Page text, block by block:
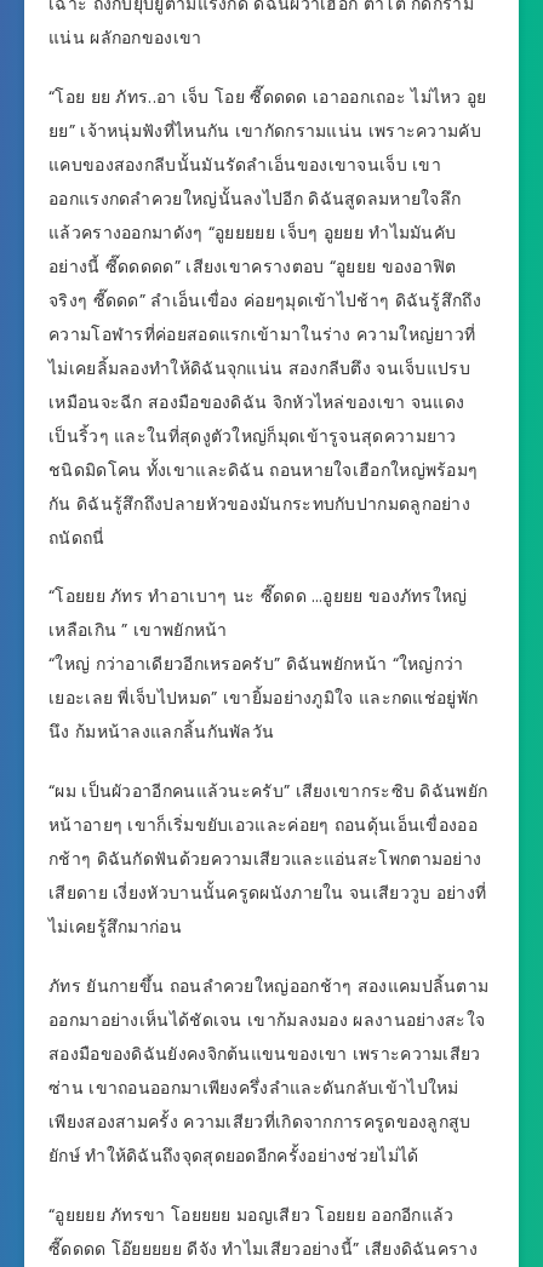
แน่น ผลักอกของเขา
“โอย ยย ภัทร..อา เจ็บ โอย ซี๊ดดดด เอาออกเถอะ ไม่ไหว อูย
ยย” เจ้าหนุ่มฟังที่ไหนกัน เขากัดกรามแน่น เพราะความคับ
แคบของสองกลีบนั้นมันรัดลำเอ็นของเขาจนเจ็บ เขา
ออกแรงกดลำควยใหญ่นั้นลงไปอีก ดิฉันสูดลมหายใจลึก
แล้วครางออกมาดังๆ “อูยยยยย เจ็บๆ อูยยย ทำไมมันคับ
อย่างนี้ ซี๊ดดดดด” เสียงเขาครางตอบ “อูยยย ของอาฟิต
จริงๆ ซี๊ดดด” ลำเอ็นเขื่อง ค่อยๆมุดเข้าไปช้าๆ ดิฉันรู้สึกถึง
ความโอฬารที่ค่อยสอดแรกเข้ามาในร่าง ความใหญ่ยาวที่
ไม่เคยลิ้มลองทำให้ดิฉันจุกแน่น สองกลีบตึง จนเจ็บแปรบ
เหมือนจะฉีก สองมือของดิฉัน จิกหัวไหล่ของเขา จนแดง
เป็นริ้วๆ และในที่สุดงูตัวใหญ่ก็มุดเข้ารูจนสุดความยาว
ชนิดมิดโคน ทั้งเขาและดิฉัน ถอนหายใจเฮือกใหญ่พร้อมๆ
กัน ดิฉันรู้สึกถึงปลายหัวของมันกระทบกับปากมดลูกอย่าง
ถนัดถนี่
“โอยยย ภัทร ทำอาเบาๆ นะ ซี๊ดดด …อูยยย ของภัทรใหญ่
เหลือเกิน ” เขาพยักหน้า
“ใหญ่ กว่าอาเดียวอีกเหรอครับ” ดิฉันพยักหน้า “ใหญ่กว่า
เยอะเลย พี่เจ็บไปหมด” เขายิ้มอย่างภูมิใจ และกดแช่อยู่พัก
นึง ก้มหน้าลงแลกลิ้นกันพัลวัน
“ผม เป็นผัวอาอีกคนแล้วนะครับ” เสียงเขากระซิบ ดิฉันพยัก
หน้าอายๆ เขาก็เริ่มขยับเอวและค่อยๆ ถอนดุ้นเอ็นเขื่องออ
กช้าๆ ดิฉันกัดฟันด้วยความเสียวและแอ่นสะโพกตามอย่าง
เสียดาย เงี่ยงหัวบานนั้นครูดผนังภายใน จนเสียววูบ อย่างที่
ไม่เคยรู้สึกมาก่อน
ภัทร ยันกายขึ้น ถอนลำควยใหญ่ออกช้าๆ สองแคมปลิ้นตาม
ออกมาอย่างเห็นได้ชัดเจน เขาก้มลงมอง ผลงานอย่างสะใจ
สองมือของดิฉันยังคงจิกต้นแขนของเขา เพราะความเสียว
ซ่าน เขาถอนออกมาเพียงครึ่งลำและดันกลับเข้าไปใหม่
เพียงสองสามครั้ง ความเสียวที่เกิดจากการครูดของลูกสูบ
ยักษ์ ทำให้ดิฉันถึงจุดสุดยอดอีกครั้งอย่างช่วยไม่ได้
“อูยยยย ภัทรขา โอยยยย มอญเสียว โอยยย ออกอีกแล้ว
ซี๊ดดดด โอ๊ยยยยย ดีจัง ทำไมเสียวอย่างนี้” เสียงดิฉันคราง